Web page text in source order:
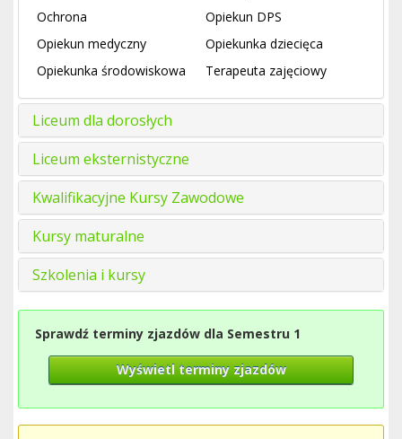
Ochrona
Opiekun DPS
Opiekun medyczny
Opiekunka dziecięca
Opiekunka środowiskowa
Terapeuta zajęciowy
Liceum dla dorosłych
Liceum eksternistyczne
Kwalifikacyjne Kursy Zawodowe
Kursy maturalne
Szkolenia i kursy
Sprawdź terminy zjazdów dla Semestru 1
Wyświetl terminy zjazdów